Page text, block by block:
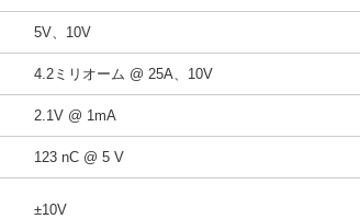
5V、10V
4.2ミリオーム @ 25A、10V
2.1V @ 1mA
123 nC @ 5 V
±10V